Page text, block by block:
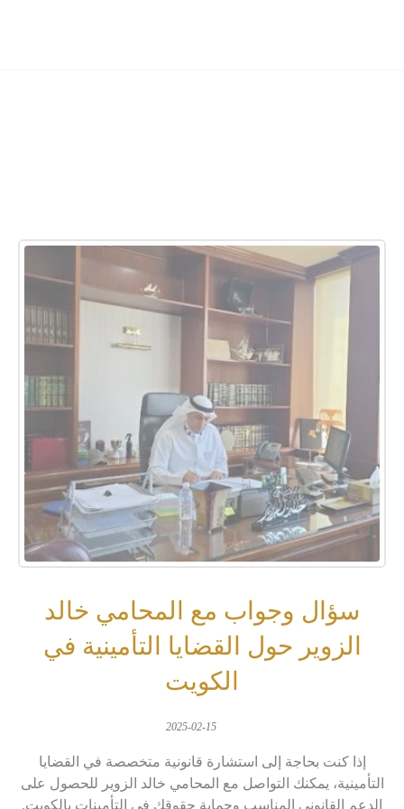
سؤال وجواب مع المحامي خالد
الزوير حول القضايا التأمينية في
الكويت
2025-02-15
إذا كنت بحاجة إلى استشارة قانونية متخصصة في القضايا
التأمينية، يمكنك التواصل مع المحامي خالد الزوير للحصول على
الدعم القانوني المناسب وحماية حقوقك في التأمينات بالكويت.